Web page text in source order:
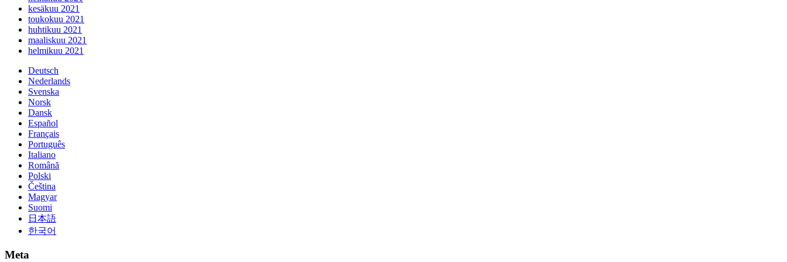
kesäkuu 2021
toukokuu 2021
huhtikuu 2021
maaliskuu 2021
helmikuu 2021
Deutsch
Nederlands
Svenska
Norsk
Dansk
Español
Français
Português
Italiano
Română
Polski
Čeština
Magyar
Suomi
日本語
한국어
Meta